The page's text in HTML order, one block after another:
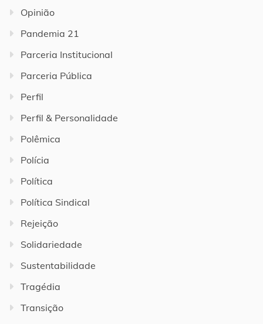
Opinião
Pandemia 21
Parceria Institucional
Parceria Pública
Perfil
Perfil & Personalidade
Polêmica
Polícia
Política
Política Sindical
Rejeição
Solidariedade
Sustentabilidade
Tragédia
Transição